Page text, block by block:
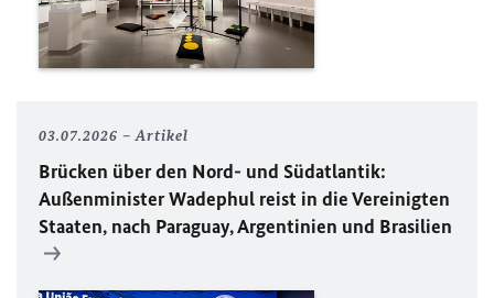
03.07.2026 Artikel
Brücken über den Nord- und Südatlantik:
Außenminister Wadephul reist in die Vereinigten
Staaten, nach Paraguay, Argentinien und Brasilien